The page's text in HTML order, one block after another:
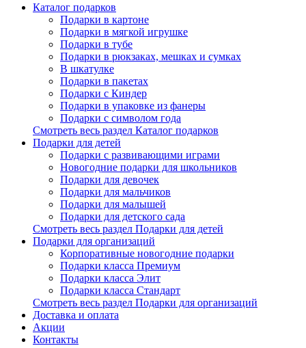
Каталог подарков
Подарки в картоне
Подарки в мягкой игрушке
Подарки в тубе
Подарки в рюкзаках, мешках и сумках
В шкатулке
Подарки в пакетах
Подарки с Киндер
Подарки в упаковке из фанеры
Подарки с символом года
Смотреть весь раздел Каталог подарков
Подарки для детей
Подарки с развивающими играми
Новогодние подарки для школьников
Подарки для девочек
Подарки для мальчиков
Подарки для малышей
Подарки для детского сада
Смотреть весь раздел Подарки для детей
Подарки для организаций
Корпоративные новогодние подарки
Подарки класса Премиум
Подарки класса Элит
Подарки класса Стандарт
Смотреть весь раздел Подарки для организаций
Доставка и оплата
Акции
Контакты